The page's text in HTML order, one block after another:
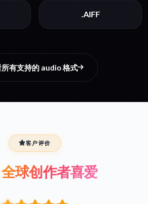
.AIFF
有支持的 audio 格式
客户评价
全球创作者喜爱